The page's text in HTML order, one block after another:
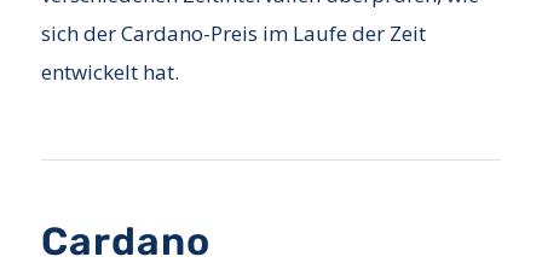
sich der Cardano-Preis im Laufe der Zeit
entwickelt hat.
Cardano